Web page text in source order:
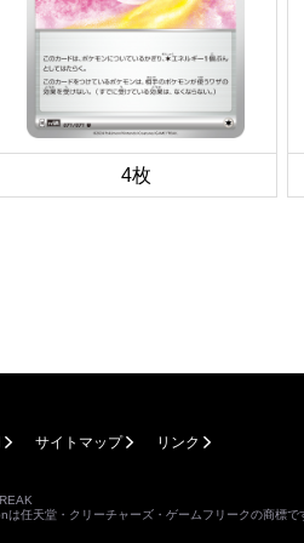
4枚
サイトマップ リンク
は任天堂・クリーチャーズ・ゲームフリークの商標で